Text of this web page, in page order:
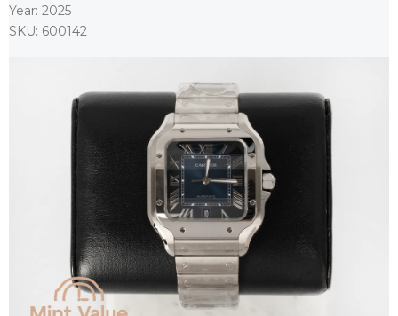
Year: 2025
SKU: 600142